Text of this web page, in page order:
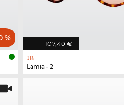
%
107,40 €
JB
Lamia - 2